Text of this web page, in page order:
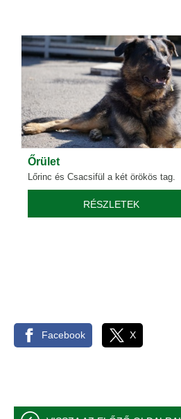
Őrület
Lőrinc és Csacsifül a két örökös tag.
RÉSZLETEK
Facebook X